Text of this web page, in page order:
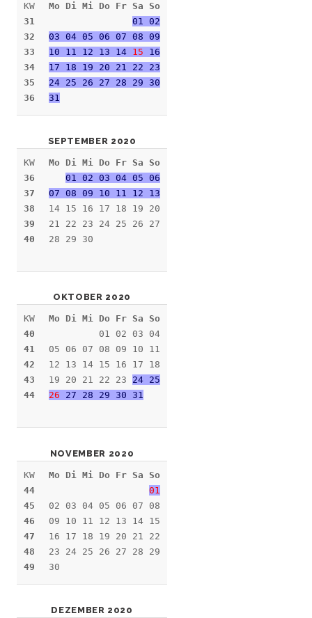
KW
31
32
33
34
35
36
Mo Di Mi Do Fr Sa So
01 02
03 04 05 06 07 08 09
10 11 12 13 14 15 16
17 18 19 20 21 22 23
24 25 26 27 28 29 30
31
SEPTEMBER 2020
KW
36
37
38
39
40
Mo Di Mi Do Fr Sa So
01 02 03 04 05 06
07 08 09 10 11 12 13
14 15 16 17 18 19 20
21 22 23 24 25 26 27
28 29 30
OKTOBER 2020
KW
40
41
42
43
44
Mo Di Mi Do Fr Sa So
01 02 03 04
05 06 07 08 09 10 11
12 13 14 15 16 17 18
19 20 21 22 23 24 25
26 27 28 29 30 31
NOVEMBER 2020
KW
44
45
46
47
48
49
Mo Di Mi Do Fr Sa So
01
02 03 04 05 06 07 08
09 10 11 12 13 14 15
16 17 18 19 20 21 22
23 24 25 26 27 28 29
30
DEZEMBER 2020